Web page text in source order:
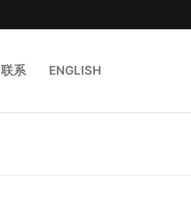
联系 ENGLISH